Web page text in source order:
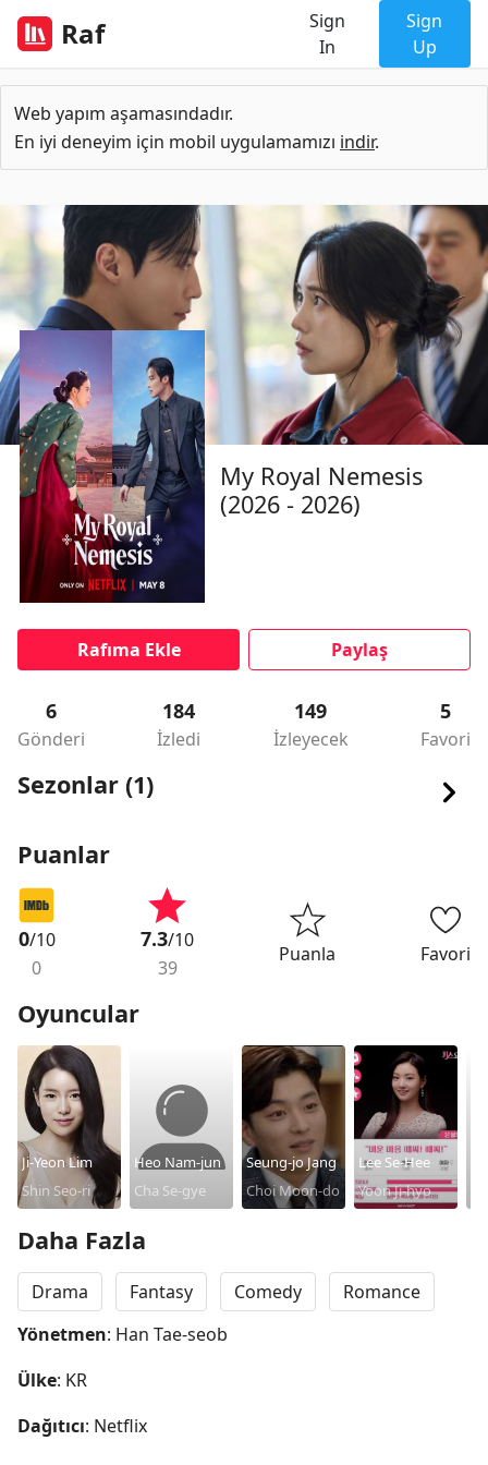
Raf
Sign
In
Sign
Up
Web yapım aşamasındadır.
En iyi deneyim için mobil uygulamamızı indir.
My Royal Nemesis
(2026 - 2026)
Rafıma Ekle Paylaş
6
Gönderi
184
İzledi
149
İzleyecek
5
Favori
Sezonlar (1)
Puanlar
0/10
0
7.3/10
39
Puanla Favori
Oyuncular
Ji-Yeon Lim
Shin Seo-ri
Heo Nam-jun
Cha Se-gye
Seung-jo Jang
Choi Moon-do
Lee Se-Hee
Yoon Ji-hyo
Daha Fazla
Drama Fantasy Comedy
Romance
Yönetmen: Han Tae-seob
Ülke: KR
Dağıtıcı: Netflix